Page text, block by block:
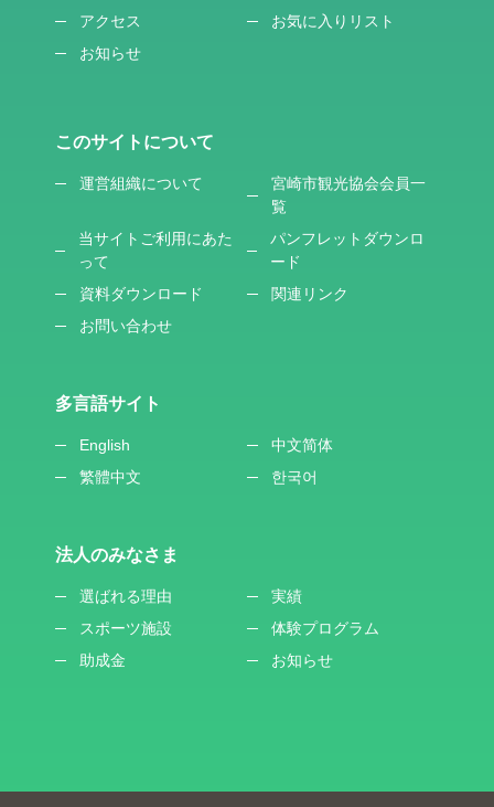
アクセス
お気に入りリスト
お知らせ
このサイトについて
運営組織について
宮崎市観光協会会員一
覧
当サイトご利用にあた
って
パンフレットダウンロ
ード
資料ダウンロード
関連リンク
お問い合わせ
多言語サイト
English
中文简体
繁體中文
한국어
法人のみなさま
選ばれる理由
実績
スポーツ施設
体験プログラム
助成金
お知らせ